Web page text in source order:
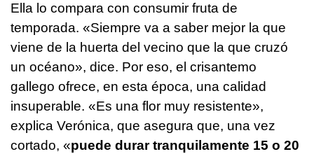
Ella lo compara con consumir fruta de
temporada. «Siempre va a saber mejor la que
viene de la huerta del vecino que la que cruzó
un océano», dice. Por eso, el crisantemo
gallego ofrece, en esta época, una calidad
insuperable. «Es una flor muy resistente»,
explica Verónica, que asegura que, una vez
cortado, «puede durar tranquilamente 15 o 20